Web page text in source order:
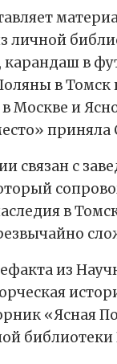
личной
в
в
Москве и
связан с
в
из
«Ясная